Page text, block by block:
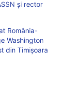
și rector
România-
Washington
din Timișoara